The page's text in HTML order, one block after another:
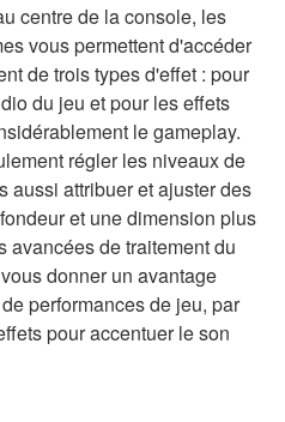
centre de la console, les
vous permettent d'accéder
de trois types d'effet : pour
du jeu et pour les effets
le gameplay.
régler les niveaux de
aussi attribuer et ajuster des
et une dimension plus
avancées de traitement du
donner un avantage
performances de jeu, par
pour accentuer le son